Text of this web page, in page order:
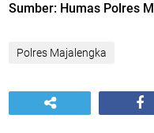
Sumber: Humas Polres
Polres Majalengka